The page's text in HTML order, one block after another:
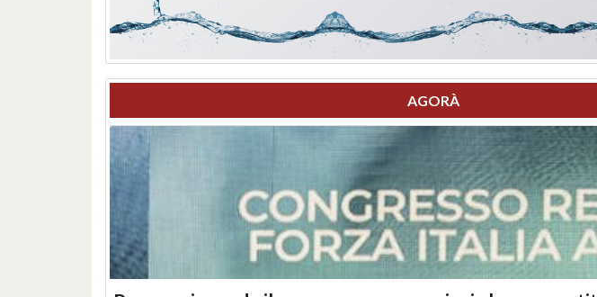
AGORÀ